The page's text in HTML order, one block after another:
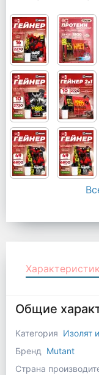
Общие
Категория Изолят
Бренд
Mutant
Страна